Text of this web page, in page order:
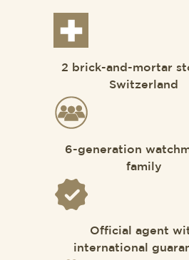
2 brick-and-mortar
Switzerland
6-generation
family
Official agent
international